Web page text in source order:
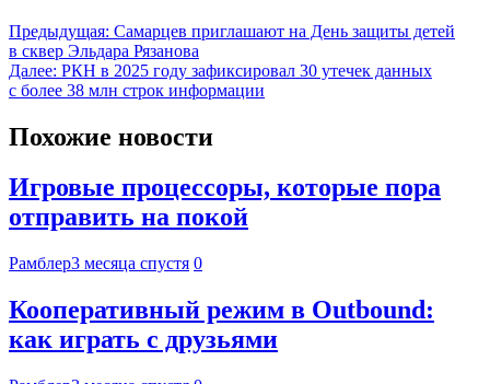
Предыдущая: Самарцев приглашают на День защиты детей
в сквер Эльдара Рязанова
Далее: РКН в 2025 году зафиксировал 30 утечек данных
с более 38 млн строк информации
Похожие новости
Игровые процессоры, которые пора
отправить на покой
Рамблер3 месяца спустя 0
Кооперативный режим в Outbound:
как играть с друзьями